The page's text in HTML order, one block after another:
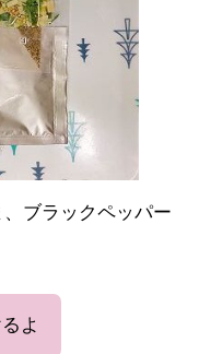
ブラックペッパー
よ